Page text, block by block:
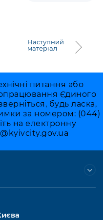
Наступний
матеріал
питання або
Єдиного
будь ласка,
за номером: (044)
на електронну